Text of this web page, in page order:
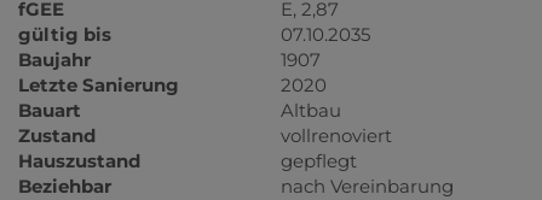
fGEE
E, 2,87
gültig bis
07.10.2035
Baujahr
1907
Letzte Sanierung
2020
Bauart
Altbau
Zustand
vollrenoviert
Hauszustand
gepflegt
Beziehbar
nach Vereinbarung